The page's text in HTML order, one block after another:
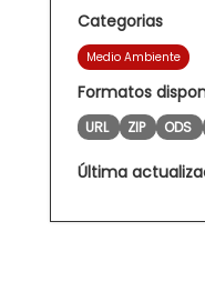
Categorias
Medio Ambiente
Formatos
URL ZIP ODS
Última